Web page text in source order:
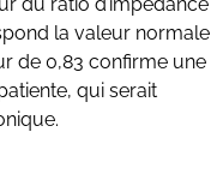
la valeur normale
de 0,83 confirme une
qui serait